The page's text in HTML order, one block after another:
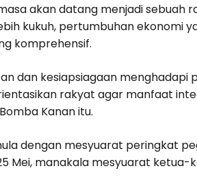
akan datang menjadi sebuah
kukuh, pertumbuhan ekonomi
komprehensif.
dan kesiapsiagaan menghadapi
rakyat agar manfaat
Kanan itu.
dengan mesyuarat peringkat
Mei, manakala mesyuarat ketua-